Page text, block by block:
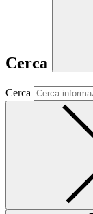
Cerca
Cerca